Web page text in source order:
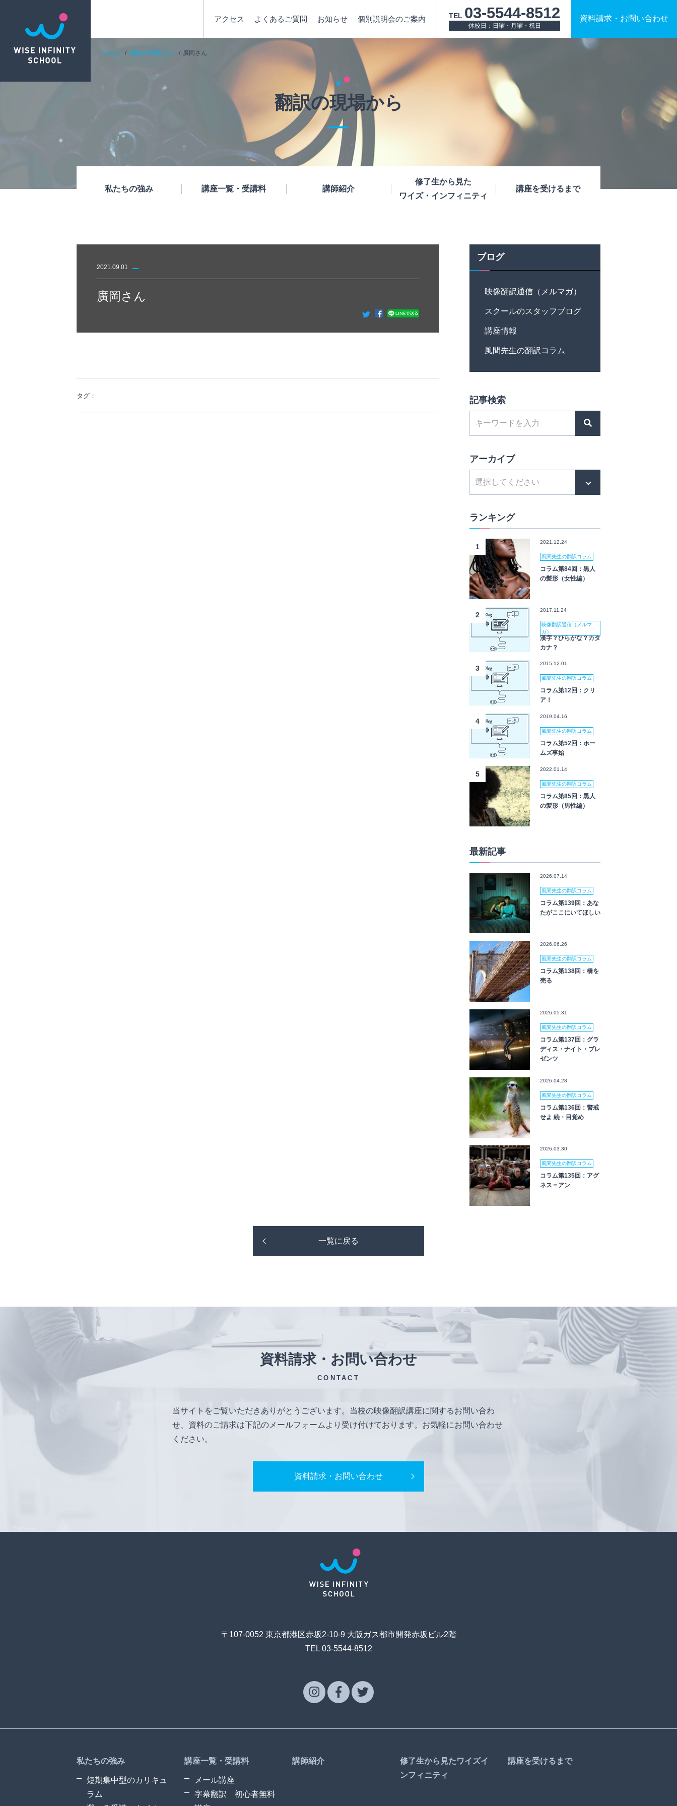
TEL 03-5544-8512
休校日：日曜・月曜・祝日
資料請求 ・ お問い合わせ
私たちの強み 講座一覧・受講料 講師紹介
修了生から見た
ワイズ・インフィニティ
講座を受けるまで
アクセス よくあるご質問 お知らせ 個別説明会のご案内
ホーム 翻訳の現場から 廣岡さん
翻訳の現場から
2021.09.01
廣岡さん
タグ：
ブログ
映像翻訳通信（メルマガ）
スクールのスタッフブログ
講座情報
風間先生の翻訳コラム
記事検索
アーカイブ
ランキング
1
2021.12.24
風間先生の翻訳コラム
コラム第84回：黒人
の髪形（女性編）
2
2017.11.24
映像翻訳通信（メルマ
ガ）
漢字？ひらがな？カタ
カナ？
3
2015.12.01
風間先生の翻訳コラム
コラム第12回：クリ
ア！
4
2019.04.16
風間先生の翻訳コラム
コラム第52回：ホー
ムズ事始
5
2022.01.14
風間先生の翻訳コラム
コラム第85回：黒人
の髪形（男性編）
最新記事
2026.07.14
風間先生の翻訳コラム
コラム第139回：あな
たがここにいてほしい
2026.06.26
風間先生の翻訳コラム
コラム第138回：橋を
売る
2026.05.31
風間先生の翻訳コラム
コラム第137回：グラ
ディス・ナイト・プレ
ゼンツ
2026.04.28
風間先生の翻訳コラム
コラム第136回：警戒
せよ 続・目覚め
2026.03.30
風間先生の翻訳コラム
コラム第135回：アグ
ネス＝アン
一覧に戻る
資料請求・お問い合わせ
CONTACT
当サイトをご覧いただきありがとうございます。当校の映像翻訳講座に関するお問い合わ
せ、資料のご請求は下記のメールフォームより受け付けております。お気軽にお問い合わせ
ください。
資料請求・お問い合わせ
〒107-0052 東京都港区赤坂2-10-9 大阪ガス都市開発赤坂ビル2階
TEL 03-5544-8512
私たちの強み
短期集中型のカリキュ
ラム
講座一覧・受講料
メール講座
字幕翻訳 初心者無料
講師紹介
修了生から見たワイズイ
ンフィニティ
講座を受けるまで